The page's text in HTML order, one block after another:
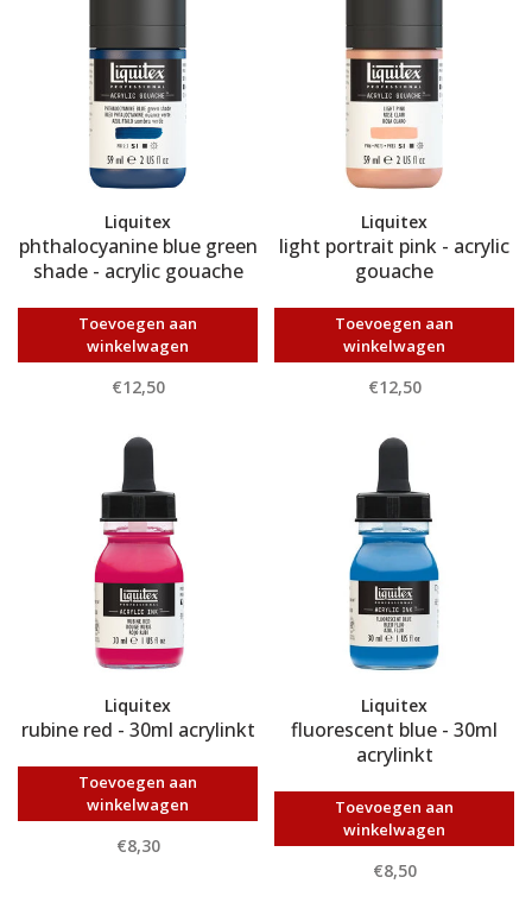
Liquitex
phthalocyanine blue green
shade - acrylic gouache
Toevoegen aan
winkelwagen
€12,50
Liquitex
light portrait pink - acrylic
gouache
Toevoegen aan
winkelwagen
€12,50
Liquitex
rubine red - 30ml acrylinkt
Toevoegen aan
winkelwagen
€8,30
Liquitex
fluorescent blue - 30ml
acrylinkt
Toevoegen aan
winkelwagen
€8,50